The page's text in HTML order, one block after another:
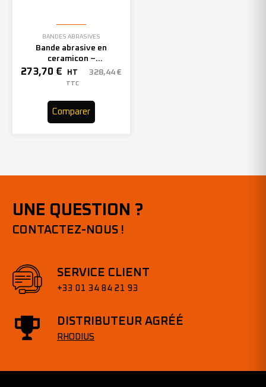
BANDES ABRASIVES
Bande abrasive en
ceramicon –
150mmx2000mm – Grain 40
– 305969 (x10)
273,70 € HT 328,44 €
TTC
Comparer
UNE QUESTION ?
CONTACTEZ-NOUS !
SERVICE CLIENT
+33 01 34 84 21 93
DISTRIBUTEUR AGRÉÉ
RHODIUS